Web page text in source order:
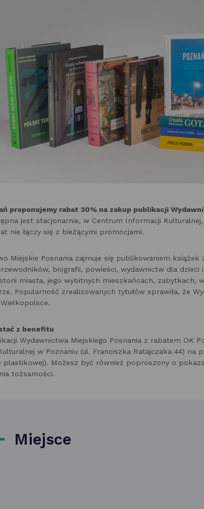
proponujemy rabat 30% na zakup publikacji
jest stacjonarnie, w Centrum Informacji
nie łączy się z bieżącymi promocjami.
Miejskie Posnania zajmuje się publikowaniem książek
biografii, powieści, wydawnictw dla dzieci
miasta, jego wybitnych mieszkańcach, zabytkach,
Popularność zrealizowanych tytułów sprawiła, że
z benefitu
Wydawnictwa Miejskiego Posnania z rabatem OK
w Poznaniu (ul. Franciszka Ratajczaka 44) na
plastikowej). Możesz być również poproszony o
tożsamości.
Miejsce